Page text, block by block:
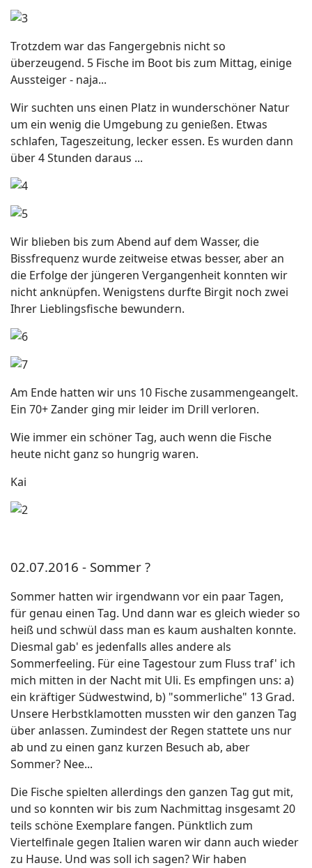
Trotzdem war das Fangergebnis nicht so
überzeugend. 5 Fische im Boot bis zum Mittag, einige
Aussteiger - naja...
Wir suchten uns einen Platz in wunderschöner Natur
um ein wenig die Umgebung zu genießen. Etwas
schlafen, Tageszeitung, lecker essen. Es wurden dann
über 4 Stunden daraus ...
Wir blieben bis zum Abend auf dem Wasser, die
Bissfrequenz wurde zeitweise etwas besser, aber an
die Erfolge der jüngeren Vergangenheit konnten wir
nicht anknüpfen. Wenigstens durfte Birgit noch zwei
Ihrer Lieblingsfische bewundern.
Am Ende hatten wir uns 10 Fische zusammengeangelt.
Ein 70+ Zander ging mir leider im Drill verloren.
Wie immer ein schöner Tag, auch wenn die Fische
heute nicht ganz so hungrig waren.
Kai
02.07.2016 - Sommer ?
Sommer hatten wir irgendwann vor ein paar Tagen,
für genau einen Tag. Und dann war es gleich wieder so
heiß und schwül dass man es kaum aushalten konnte.
Diesmal gab' es jedenfalls alles andere als
Sommerfeeling. Für eine Tagestour zum Fluss traf' ich
mich mitten in der Nacht mit Uli. Es empfingen uns: a)
ein kräftiger Südwestwind, b) "sommerliche" 13 Grad.
Unsere Herbstklamotten mussten wir den ganzen Tag
über anlassen. Zumindest der Regen stattete uns nur
ab und zu einen ganz kurzen Besuch ab, aber
Sommer? Nee...
Die Fische spielten allerdings den ganzen Tag gut mit,
und so konnten wir bis zum Nachmittag insgesamt 20
teils schöne Exemplare fangen. Pünktlich zum
Viertelfinale gegen Italien waren wir dann auch wieder
zu Hause. Und was soll ich sagen? Wir haben